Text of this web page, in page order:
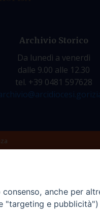
Archivio Storico
Da lunedì a venerdì
dalle 9.00 alle 12.30
tel. +39 0481 597628
anche per
"targeting e